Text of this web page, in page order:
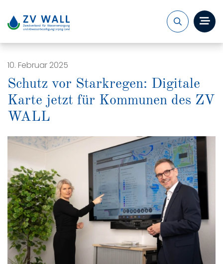
Veröffentlicht am
10. Februar 2025
Schutz vor Starkregen: Digitale
Karte jetzt für Kommunen des ZV
WALL